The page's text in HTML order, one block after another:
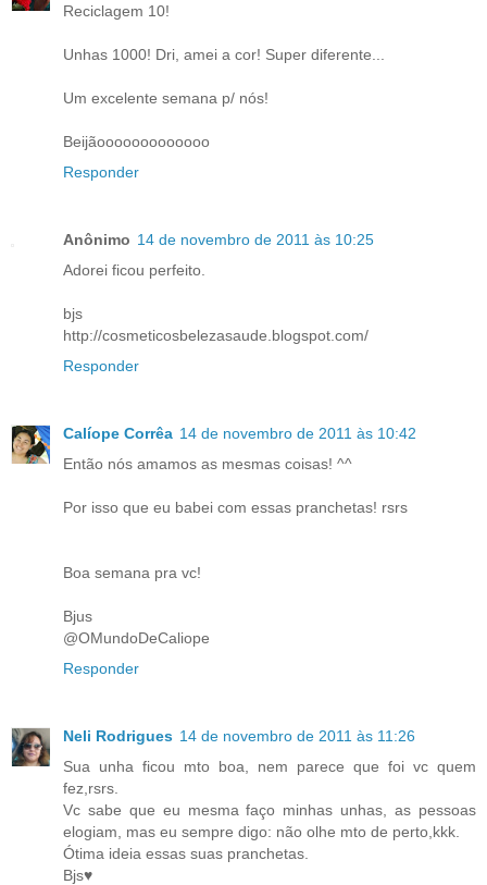
Reciclagem 10!
Unhas 1000! Dri, amei a cor! Super diferente...
Um excelente semana p/ nós!
Beijãooooooooooooo
Responder
Anônimo 14 de novembro de 2011 às 10:25
Adorei ficou perfeito.
bjs
http://cosmeticosbelezasaude.blogspot.com/
Responder
Calíope Corrêa 14 de novembro de 2011 às 10:42
Então nós amamos as mesmas coisas! ^^
Por isso que eu babei com essas pranchetas! rsrs
Boa semana pra vc!
Bjus
@OMundoDeCaliope
Responder
Neli Rodrigues 14 de novembro de 2011 às 11:26
Sua unha ficou mto boa, nem parece que foi vc quem
fez,rsrs.
Vc sabe que eu mesma faço minhas unhas, as pessoas
elogiam, mas eu sempre digo: não olhe mto de perto,kkk.
Ótima ideia essas suas pranchetas.
Bjs♥